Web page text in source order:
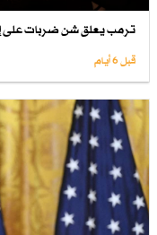
ترمب يعلق شن ضربات على
قبل 6 أيام